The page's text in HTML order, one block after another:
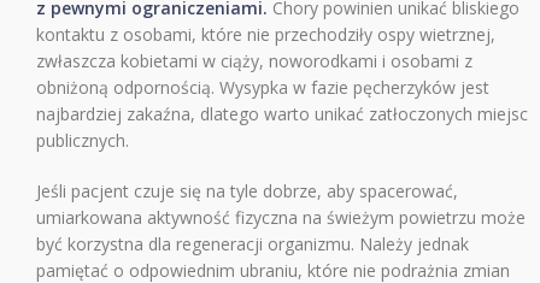
z pewnymi ograniczeniami. Chory powinien unikać bliskiego
kontaktu z osobami, które nie przechodziły ospy wietrznej,
zwłaszcza kobietami w ciąży, noworodkami i osobami z
obniżoną odpornością. Wysypka w fazie pęcherzyków jest
najbardziej zakaźna, dlatego warto unikać zatłoczonych miejsc
publicznych.
Jeśli pacjent czuje się na tyle dobrze, aby spacerować,
umiarkowana aktywność fizyczna na świeżym powietrzu może
być korzystna dla regeneracji organizmu. Należy jednak
pamiętać o odpowiednim ubraniu, które nie podrażnia zmian